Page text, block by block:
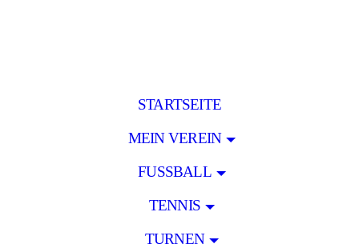
STARTSEITE
MEIN VEREIN
FUSSBALL
TENNIS
TURNEN